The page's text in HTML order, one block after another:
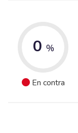
0 %
En contra